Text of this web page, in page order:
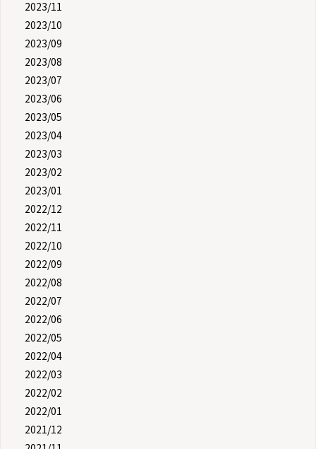
2023/11
2023/10
2023/09
2023/08
2023/07
2023/06
2023/05
2023/04
2023/03
2023/02
2023/01
2022/12
2022/11
2022/10
2022/09
2022/08
2022/07
2022/06
2022/05
2022/04
2022/03
2022/02
2022/01
2021/12